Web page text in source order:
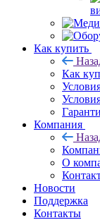
Как купить
Как
Компания
О
Новости
Поддержка
Контакты